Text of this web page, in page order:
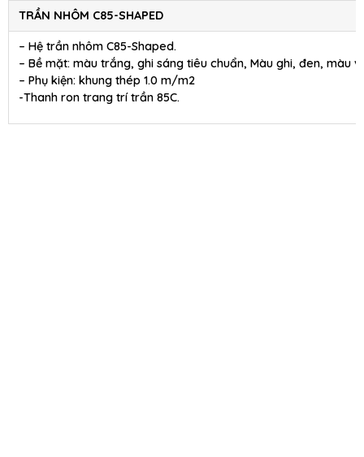
TRẦN NHÔM C85-SHAPED
– Hệ trần nhôm C85-Shaped.
– Bề mặt: màu trắng, ghi sáng tiêu chuẩn, Màu ghi, đen, màu
– Phụ kiện: khung thép 1.0 m/m2
-Thanh ron trang trí trần 85C.